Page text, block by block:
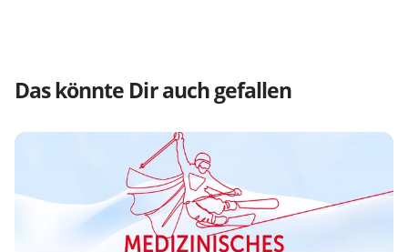
Das könnte Dir auch gefallen